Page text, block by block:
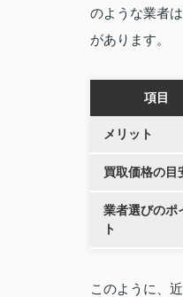
のような業者
があります。
項目
メリット
買取価格の目
業者選びのポ
ト
このように、